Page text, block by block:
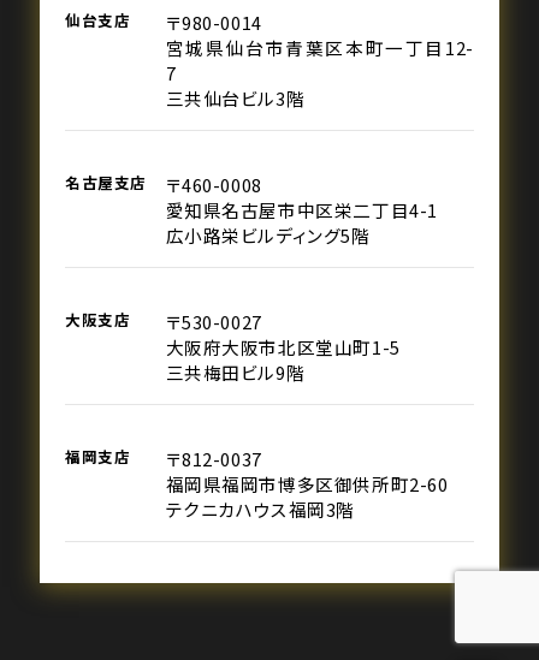
仙台支店
〒980-0014
宮城県仙台市青葉区本町一丁目12-
7
三共仙台ビル3階
名古屋支店
〒460-0008
愛知県名古屋市中区栄二丁目4-1
広小路栄ビルディング5階
大阪支店
〒530-0027
大阪府大阪市北区堂山町1-5
三共梅田ビル9階
福岡支店
〒812-0037
福岡県福岡市博多区御供所町2-60
テクニカハウス福岡3階